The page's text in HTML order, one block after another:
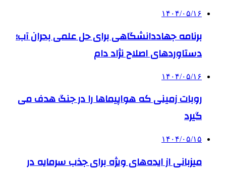
۱۴۰۴/۰۵/۱۶
برنامه جهاددانشگاهی برای حل علمی بحران آب؛
دستاوردهای اصلاح نژاد دام
۱۴۰۴/۰۵/۱۶
روبات زمینی که هواپیماها را در جنگ هدف می
گیرد
۱۴۰۴/۰۵/۱۵
میزبانی از ایده‌های ویژه برای جذب سرمایه در